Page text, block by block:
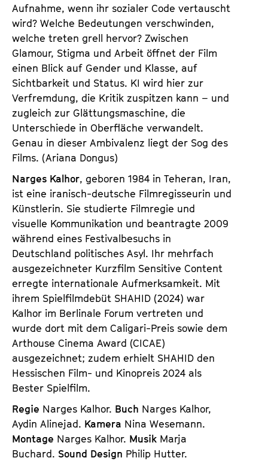
Aufnahme, wenn ihr sozialer Code vertauscht
wird? Welche Bedeutungen verschwinden,
welche treten grell hervor? Zwischen
Glamour, Stigma und Arbeit öffnet der Film
einen Blick auf Gender und Klasse, auf
Sichtbarkeit und Status. KI wird hier zur
Verfremdung, die Kritik zuspitzen kann – und
zugleich zur Glättungsmaschine, die
Unterschiede in Oberfläche verwandelt.
Genau in dieser Ambivalenz liegt der Sog des
Films. (Ariana Dongus)
Narges Kalhor, geboren 1984 in Teheran, Iran,
ist eine iranisch-deutsche Filmregisseurin und
Künstlerin. Sie studierte Filmregie und
visuelle Kommunikation und beantragte 2009
während eines Festivalbesuchs in
Deutschland politisches Asyl. Ihr mehrfach
ausgezeichneter Kurzfilm Sensitive Content
erregte internationale Aufmerksamkeit. Mit
ihrem Spielfilmdebüt SHAHID (2024) war
Kalhor im Berlinale Forum vertreten und
wurde dort mit dem Caligari-Preis sowie dem
Arthouse Cinema Award (CICAE)
ausgezeichnet; zudem erhielt SHAHID den
Hessischen Film- und Kinopreis 2024 als
Bester Spielfilm.
Regie Narges Kalhor. Buch Narges Kalhor,
Aydin Alinejad. Kamera Nina Wesemann.
Montage Narges Kalhor. Musik Marja
Buchard. Sound Design Philip Hutter.